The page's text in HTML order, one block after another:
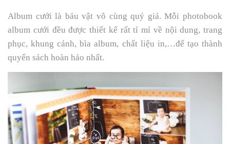
Album cưới là báu vật vô cùng quý giá. Mỗi photobook
album cưới đều được thiết kế rất tỉ mỉ về nội dung, trang
phục, khung cảnh, bìa album, chất liệu in,…để tạo thành
quyển sách hoàn hảo nhất.